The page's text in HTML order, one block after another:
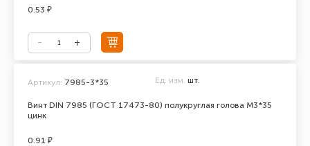
0.53 ₽
Винт DIN 7985 (ГОСТ 17473-80) полукруглая голова М3*35
цинк
Артикул: 7985-3*35 Ед. изм. шт.
0.91 ₽